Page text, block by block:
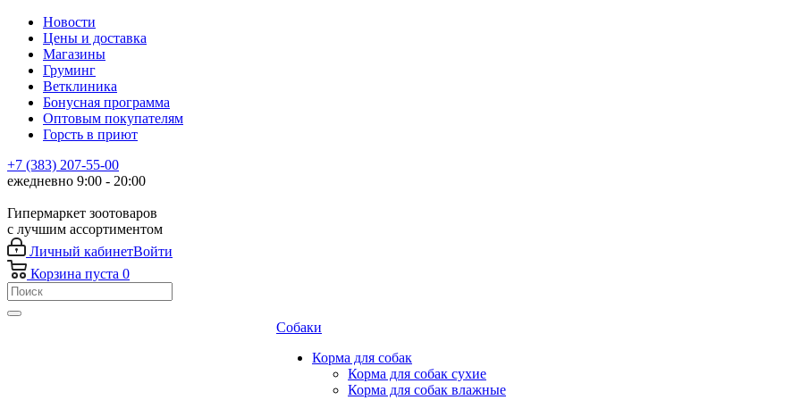
Новости
Цены и доставка
Магазины
Груминг
Ветклиника
Бонусная программа
Оптовым покупателям
Горсть в приют
+7 (383) 207-55-00
ежедневно 9:00 - 20:00
Гипермаркет зоотоваров
с лучшим ассортиментом
Личный кабинетВойти
Корзина пуста 0
Собаки
Корма для собак
Корма для собак сухие
Корма для собак влажные